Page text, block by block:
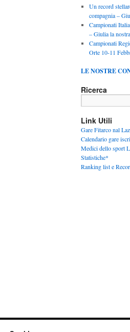
Un record
compagnia –
Campionati
– Giulia la
Campionati
Orte 10-11
LE NOSTRE
Ricerca
Link Utili
Gare Fitarco nal
Calendario gare
Medici dello sport
Statistiche*
Ranking list e